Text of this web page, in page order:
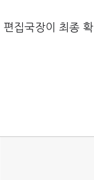
집국장이 최종 확